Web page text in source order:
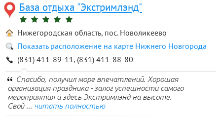
База отдыха "Экстримлэнд"
Нижегородская область, пос. Новоликеево
Показать расположение на карте Нижнего Новгорода
(831) 411-89-11, (831) 411-88-80
Спасибо, получил море впечатлений. Хорошая
организация праздника - залог успешности самого
мероприятия и здесь Экстримлэнд на высоте.
Свой ... читать полностью